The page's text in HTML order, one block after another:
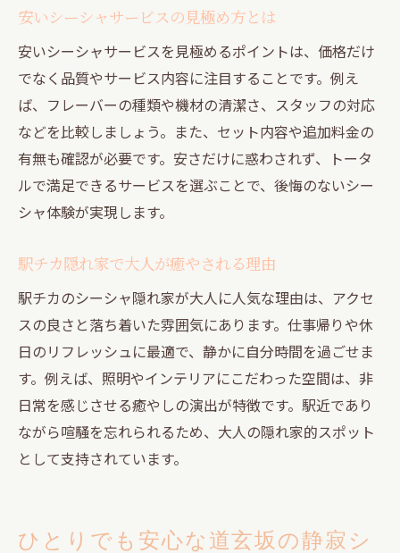
渋谷シーシャで叶える大人の上質時間
デートに最適な隠れ家シーシャの選び方
シーシャで特別な記念日を演出する方法
落ち着いたシーシャ空間で心を癒やす
大人が選ぶ渋谷の隠れ家シーシャ体験
おいしいフレーバーと大人の寛ぎ空間
おいしいフレーバーと隠れ家空間の選び方
渋谷シーシャで人気のおいしいフレーバー
隠れ家シーシャ空間の選び方ポイント
おいしいシーシャを選ぶ隠れ家の基準
道玄坂ならではのシーシャ空間体験談
フレーバーとサービスの充実度を徹底比較
安いシーシャサービスの見極め方とは
安いシーシャサービスを見極めるポイントは、価格だけ
でなく品質やサービス内容に注目することです。例え
ば、フレーバーの種類や機材の清潔さ、スタッフの対応
などを比較しましょう。また、セット内容や追加料金の
有無も確認が必要です。安さだけに惑わされず、トータ
ルで満足できるサービスを選ぶことで、後悔のないシー
シャ体験が実現します。
駅チカ隠れ家で大人が癒やされる理由
駅チカのシーシャ隠れ家が大人に人気な理由は、アクセ
スの良さと落ち着いた雰囲気にあります。仕事帰りや休
日のリフレッシュに最適で、静かに自分時間を過ごせま
す。例えば、照明やインテリアにこだわった空間は、非
日常を感じさせる癒やしの演出が特徴です。駅近であり
ながら喧騒を忘れられるため、大人の隠れ家的スポット
として支持されています。
ひとりでも安心な道玄坂の静寂シ